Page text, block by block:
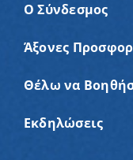
Ο Σύνδεσμος
Άξονες
Θέλω να
Εκδηλώσεις